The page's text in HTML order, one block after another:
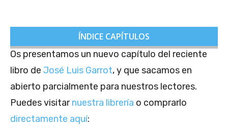
ÍNDICE CAPÍTULOS
Os presentamos un nuevo capítulo del reciente
libro de José Luis Garrot, y que sacamos en
abierto parcialmente para nuestros lectores.
Puedes visitarnuestra librería o comprarlo
directamente aquí: